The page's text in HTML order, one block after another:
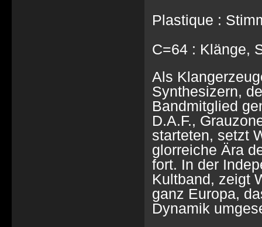
Plastique :
C=64 : Klänge,
Als
Synthesizern,
Bandmitglied
D.A.F.,
starteten, setzt
glorreiche Ära
fort. In der
Kultband, zeigt
ganz Europa,
Dynamik